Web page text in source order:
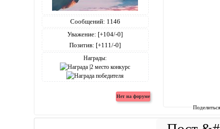
Сообщений: 1146
Уважение: [+104/-0]
Позитив: [+111/-0]
Награды: